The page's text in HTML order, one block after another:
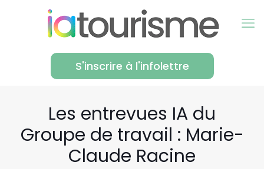
S'inscrire à l'infolettre
Les entrevues IA du
Groupe de travail : Marie-
Claude Racine